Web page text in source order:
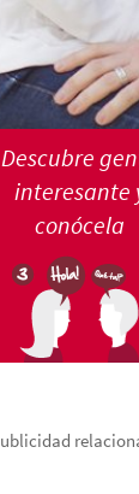
Descubre
interesante
conócela